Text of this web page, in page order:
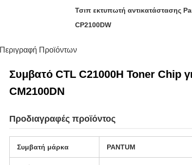
Τσιπ εκτυπωτή αντικατάστασης
CP2100DW
Περιγραφή Προϊόντων
Συμβατό CTL C21000H Toner Chip
CM2100DN
Προδιαγραφές προϊόντος
Συμβατή μάρκα PANTUM